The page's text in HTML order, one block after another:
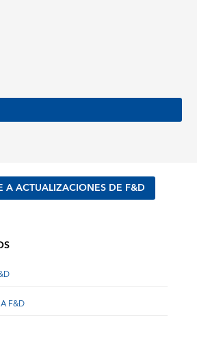
A ACTUALIZACIONES DE F&D
F&D